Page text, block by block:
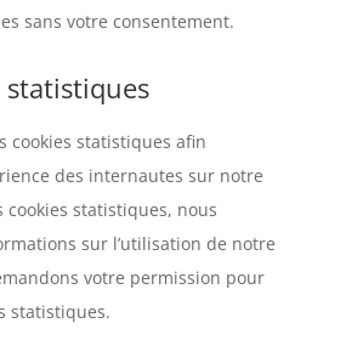
sans votre consentement.
statistiques
cookies statistiques afin
des internautes sur notre
cookies statistiques, nous
sur l’utilisation de notre
votre permission pour
statistiques.